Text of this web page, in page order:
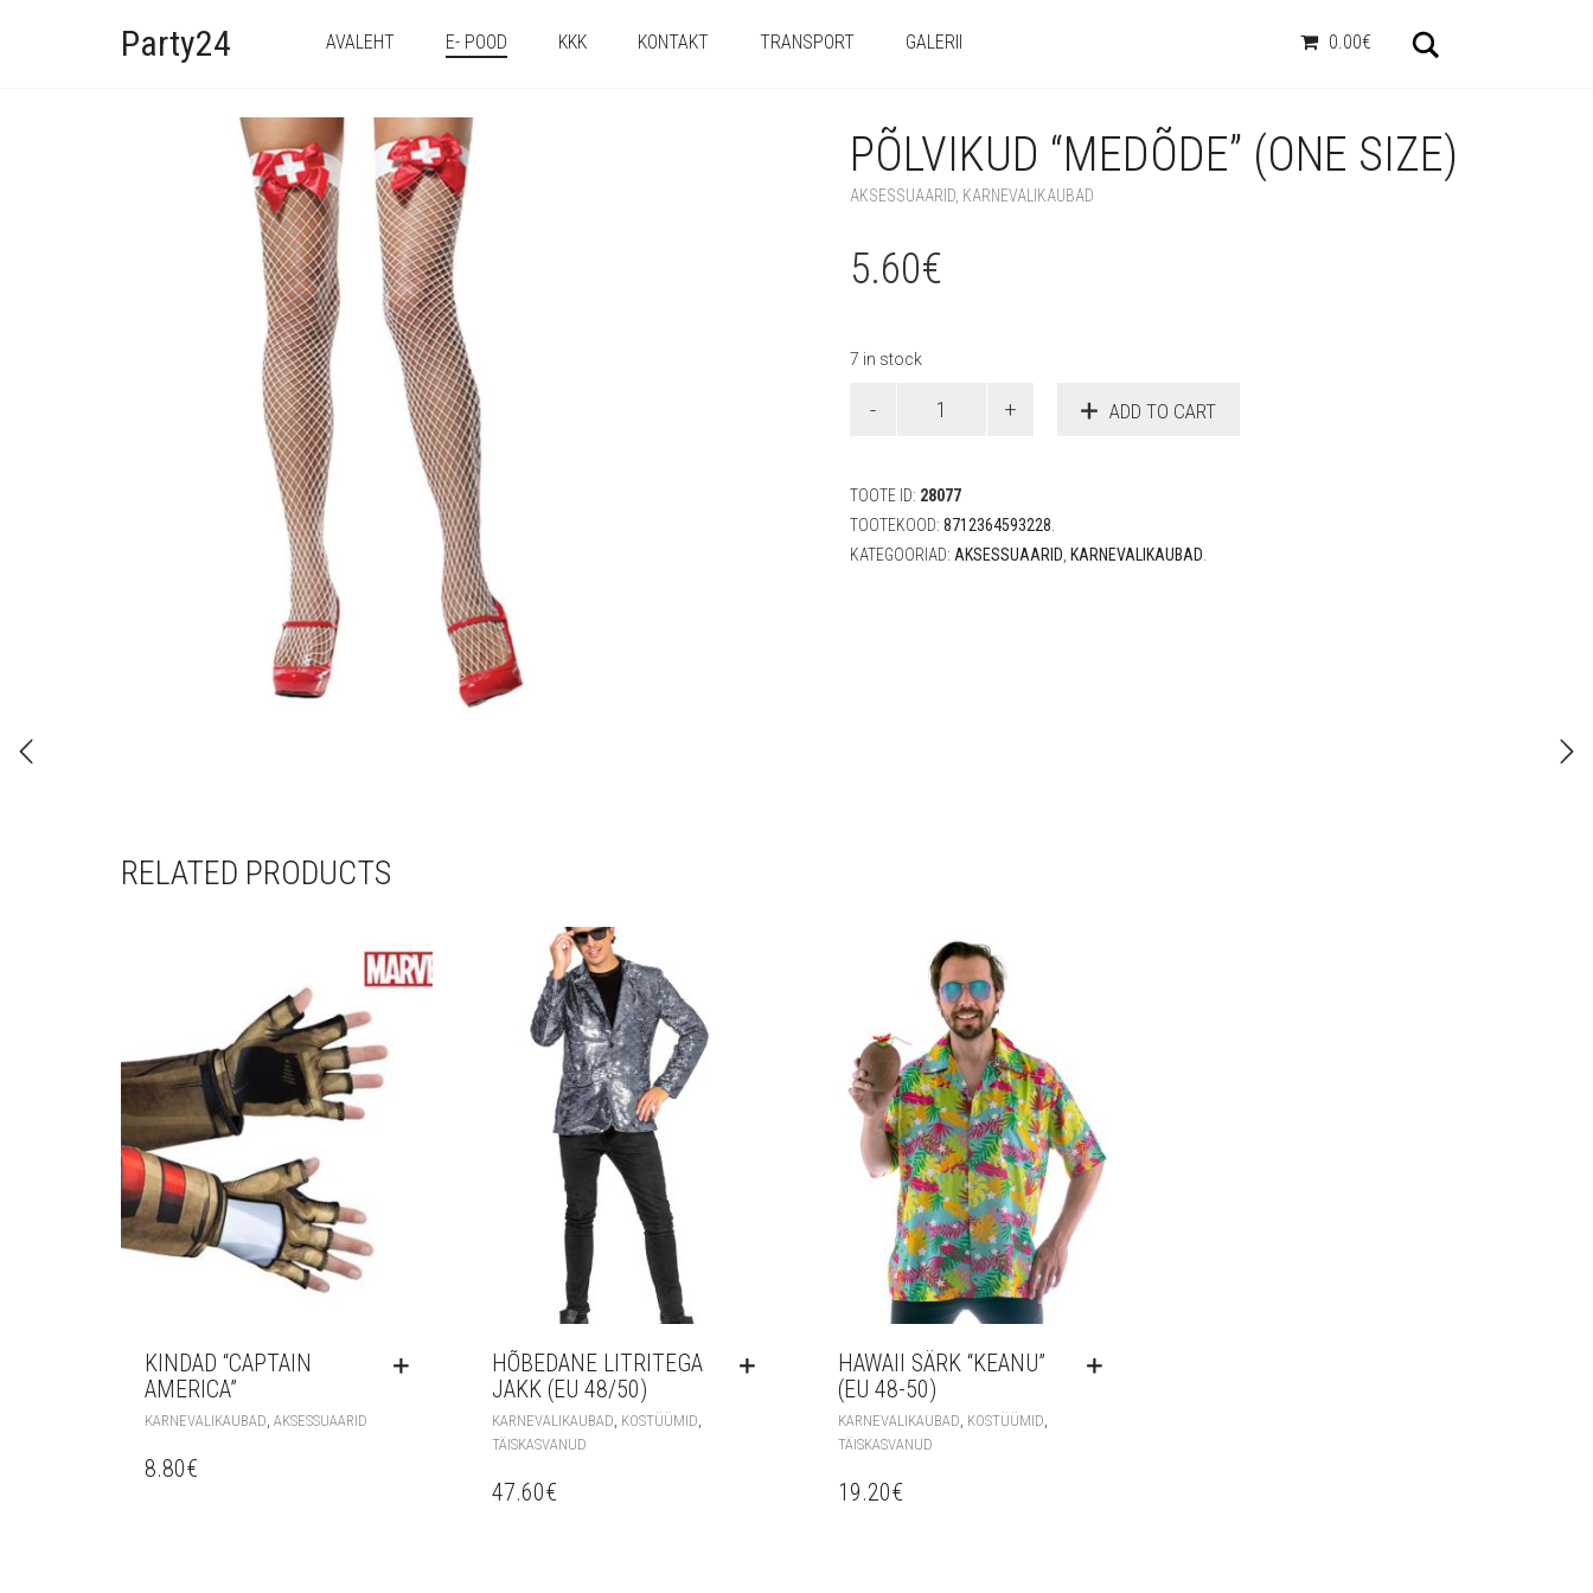
Party24 AVALEHT E- POOD KKK KONTAKT TRANSPORT GALERII 0.00€
PÕLVIKUD “MEDÕDE” (ONE SIZE)
AKSESSUAARID KARNEVALIKAUBAD
5.60€
7 in stock
"Medõde"
quantity
ADD TO CART
TOOTE ID: 28077
TOOTEKOOD: 8712364593228
KATEGOORIAD: AKSESSUAARID KARNEVALIKAUBAD
RELATED PRODUCTS
KINDAD “CAPTAIN
AMERICA”
KARNEVALIKAUBAD AKSESSUAARID
8.80€
HÕBEDANE LITRITEGA
JAKK (EU 48/50)
KARNEVALIKAUBAD KOSTÜÜMID
TÄISKASVANUD
47.60€
HAWAII SÄRK “KEANU”
(EU 48-50)
KARNEVALIKAUBAD KOSTÜÜMID
TÄISKASVANUD
19.20€